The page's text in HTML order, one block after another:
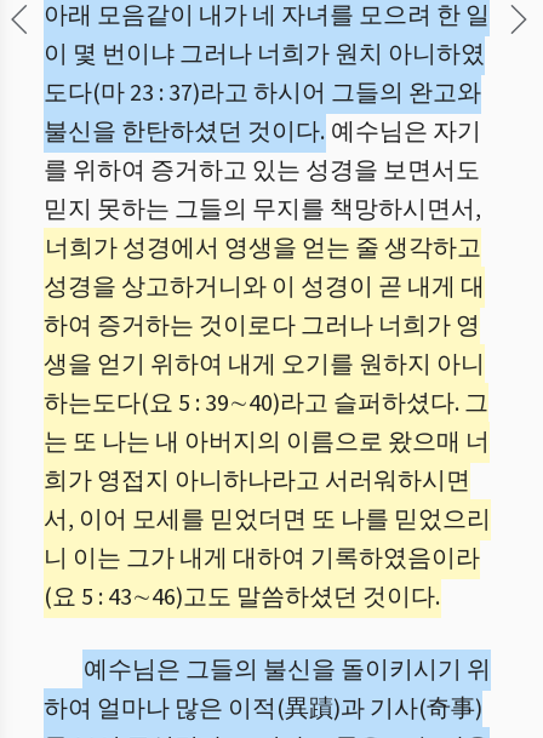
아래 모음같이 내가 네 자녀를 모으려 한 일
이 몇 번이냐 그러나 너희가 원치 아니하였
도다(마 23 : 37)라고 하시어 그들의 완고와
불신을 한탄하셨던 것이다. 예수님은 자기
를 위하여 증거하고 있는 성경을 보면서도
믿지 못하는 그들의 무지를 책망하시면서,
너희가 성경에서 영생을 얻는 줄 생각하고
성경을 상고하거니와 이 성경이 곧 내게 대
하여 증거하는 것이로다 그러나 너희가 영
생을 얻기 위하여 내게 오기를 원하지 아니
하는도다(요 5 : 39∼40)라고 슬퍼하셨다. 그
는 또 나는 내 아버지의 이름으로 왔으매 너
희가 영접지 아니하나라고 서러워하시면
서, 이어 모세를 믿었더면 또 나를 믿었으리
니 이는 그가 내게 대하여 기록하였음이라
(요 5 : 43∼46)고도 말씀하셨던 것이다.
예수님은 그들의 불신을 돌이키시기 위
하여 얼마나 많은 이적(異蹟)과 기사(奇事)